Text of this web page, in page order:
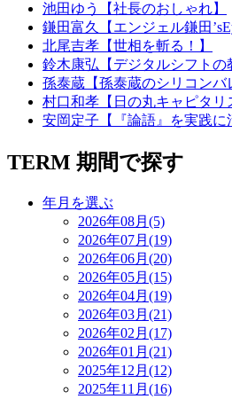
池田ゆう【社長のおしゃれ】
鎌田富久【エンジェル鎌田
北尾吉孝【世相を斬る！】
鈴木康弘【デジタルシフトの
孫泰蔵【孫泰蔵のシリコンバ
村口和孝【日の丸キャピタリ
安岡定子【『論語』を実践に
TERM 期間で探す
年月を選ぶ
2026年08月(5)
2026年07月(19)
2026年06月(20)
2026年05月(15)
2026年04月(19)
2026年03月(21)
2026年02月(17)
2026年01月(21)
2025年12月(12)
2025年11月(16)